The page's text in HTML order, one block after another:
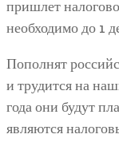
пришлет
необходимо до 1
Пополнят
и трудится на
года они будут
являются